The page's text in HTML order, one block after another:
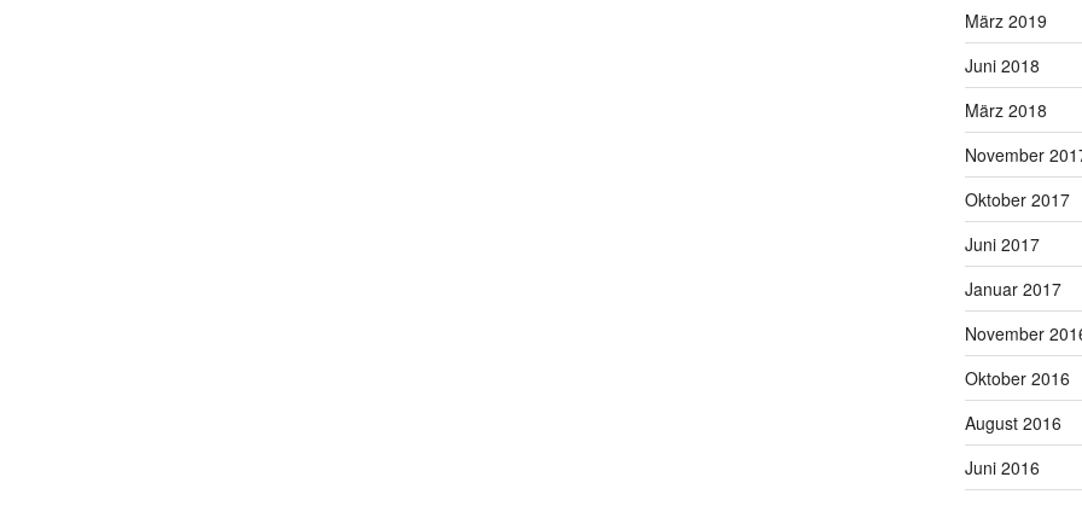
März 2019
Juni 2018
März 2018
November
Oktober 2017
Juni 2017
Januar 2017
November
Oktober 2016
August 2016
Juni 2016